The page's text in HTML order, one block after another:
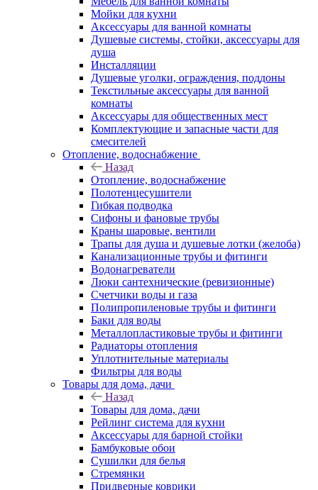
Мойки для кухни
Аксессуары для ванной комнаты
Душевые системы, стойки, аксессуары для
душа
Инсталляции
Душевые уголки, ограждения, поддоны
Текстильные аксессуары для ванной
комнаты
Аксессуары для общественных мест
Комплектующие и запасные части для
смесителей
Отопление, водоснабжение
Назад
Отопление, водоснабжение
Полотенцесушители
Гибкая подводка
Сифоны и фановые трубы
Краны шаровые, вентили
Трапы для душа и душевые лотки (желоба)
Канализационные трубы и фитинги
Водонагреватели
Люки сантехнические (ревизионные)
Счетчики воды и газа
Полипропиленовые трубы и фитинги
Баки для воды
Металлопластиковые трубы и фитинги
Радиаторы отопления
Уплотнительные материалы
Фильтры для воды
Товары для дома, дачи
Назад
Товары для дома, дачи
Рейлинг система для кухни
Аксессуары для барной стойки
Бамбуковые обои
Сушилки для белья
Стремянки
Придверные коврики